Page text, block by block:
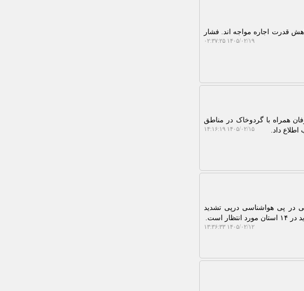
قدرت اجاره مواجه اند. فشار
۱۴۰۵/۰۲/۱۹ ۰۲:۳۷:۲۵
همراه با گردوخاک در مناطق
داد.
۱۴۰۵/۰۲/۱۵ ۱۴:۱۶:۱۹
در پی هواشناسی درپی تشدید
۱۴۰۵/۰۲/۱۲ ۱۳:۳۶:۳۳